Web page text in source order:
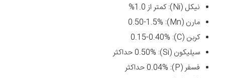
نیکل (Ni): کمتر از 1.0%
مارن (Mn): 0.50-1.5%
کربن (C): 0.15-0.40%
سیلیکون (Si): 0.50% حداکثر
فسفر (P): 0.04% حداکثر